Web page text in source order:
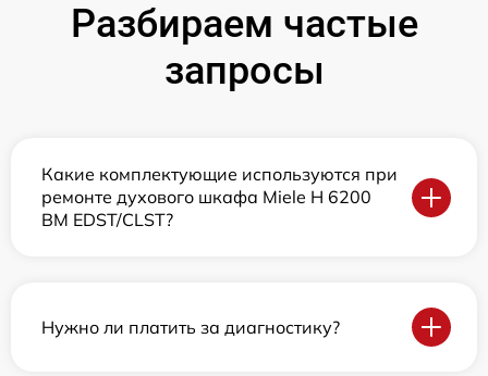
Разбираем частые
запросы
Какие комплектующие используются при
ремонте духового шкафа Miele H 6200
BM EDST/CLST?
Нужно ли платить за диагностику?